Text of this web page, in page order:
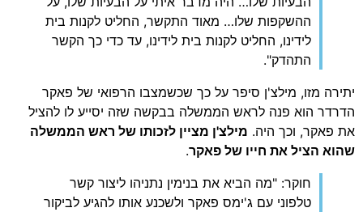
ההשקפות שלו… מאוד התקשר, החליט לקנות בית
לידינו, החליט לקנות בית לידינו, עד כדי כך הקשר
התהדק".
מזו, מילצ'ן סיפר על כך שכשמצבו הרפואי של פאקר
הוא פנה לראש הממשלה בבקשה שזה יסייע לו להציל
וכך היה.מילצ'ן מציין לזכותו של ראש הממשלה
הציל את חייו של פאקר.
חוקר: "מה הביא את בנימין נתניהו ליצור קשר
טלפוני עם ג'ימס פאקר ולשכנע אותו להגיע לביקור